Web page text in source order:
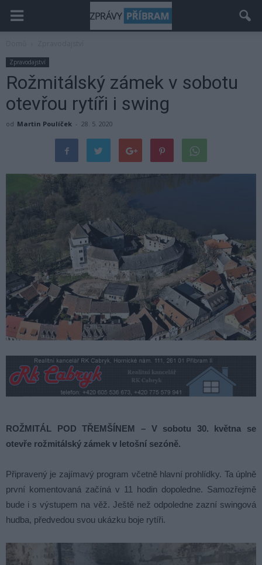
Zpravodajství
Rožmitálský zámek v sobotu
otevřou rytíři i swing
od Martin Poulíček - 28. 5. 2020
ROŽMITÁL POD TŘEMŠÍNEM – V sobotu 30. května se
otevře rožmitálský zámek v letošní sezóně.
Připravený je zajímavý program včetně hlavní prohlídky. Ta úplně
první komentovaná začíná v 11 hodin dopoledne. Samozřejmě
bude i s výstupem na věž. Ještě než odpoledne zazní swingová
hudba, předvedou svou ukázku boje rytíři.